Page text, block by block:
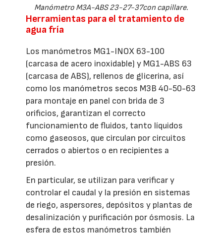
Manómetro M3A-ABS 23-27-37con capillare.
Herramientas para el tratamiento de
agua fría
Los manómetros MG1-INOX 63-100
(carcasa de acero inoxidable) y MG1-ABS 63
(carcasa de ABS), rellenos de glicerina, así
como los manómetros secos M3B 40-50-63
para montaje en panel con brida de 3
orificios, garantizan el correcto
funcionamiento de fluidos, tanto líquidos
como gaseosos, que circulan por circuitos
cerrados o abiertos o en recipientes a
presión.
En particular, se utilizan para verificar y
controlar el caudal y la presión en sistemas
de riego, aspersores, depósitos y plantas de
desalinización y purificación por ósmosis. La
esfera de estos manómetros también